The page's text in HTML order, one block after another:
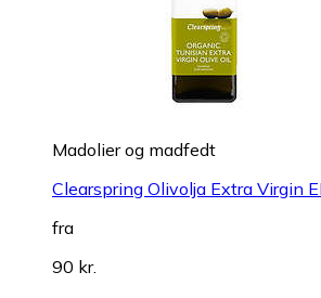
Madolier og madfedt
Clearspring Olivolja Extra Virgin
fra
90 kr.